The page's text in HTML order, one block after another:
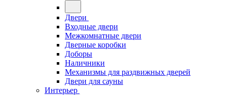
Двери
Входные двери
Межкомнатные двери
Дверные коробки
Доборы
Наличники
Механизмы для раздвижных дверей
Двери для сауны
Интерьер